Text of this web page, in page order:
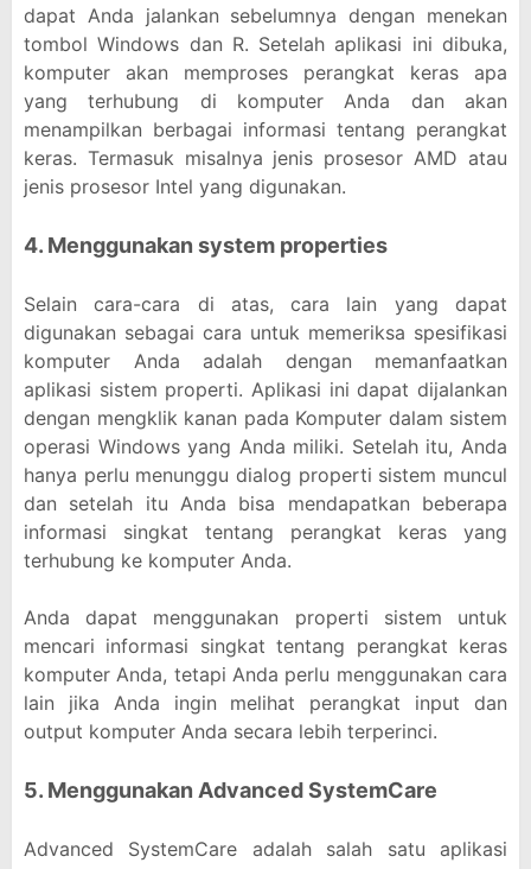
dapat Anda jalankan sebelumnya dengan menekan
tombol Windows dan R. Setelah aplikasi ini dibuka,
komputer akan memproses perangkat keras apa
yang terhubung di komputer Anda dan akan
menampilkan berbagai informasi tentang perangkat
keras. Termasuk misalnya jenis prosesor AMD atau
jenis prosesor Intel yang digunakan.
4. Menggunakan system properties
Selain cara-cara di atas, cara lain yang dapat
digunakan sebagai cara untuk memeriksa spesifikasi
komputer Anda adalah dengan memanfaatkan
aplikasi sistem properti. Aplikasi ini dapat dijalankan
dengan mengklik kanan pada Komputer dalam sistem
operasi Windows yang Anda miliki. Setelah itu, Anda
hanya perlu menunggu dialog properti sistem muncul
dan setelah itu Anda bisa mendapatkan beberapa
informasi singkat tentang perangkat keras yang
terhubung ke komputer Anda.
Anda dapat menggunakan properti sistem untuk
mencari informasi singkat tentang perangkat keras
komputer Anda, tetapi Anda perlu menggunakan cara
lain jika Anda ingin melihat perangkat input dan
output komputer Anda secara lebih terperinci.
5. Menggunakan Advanced SystemCare
Advanced SystemCare adalah salah satu aplikasi